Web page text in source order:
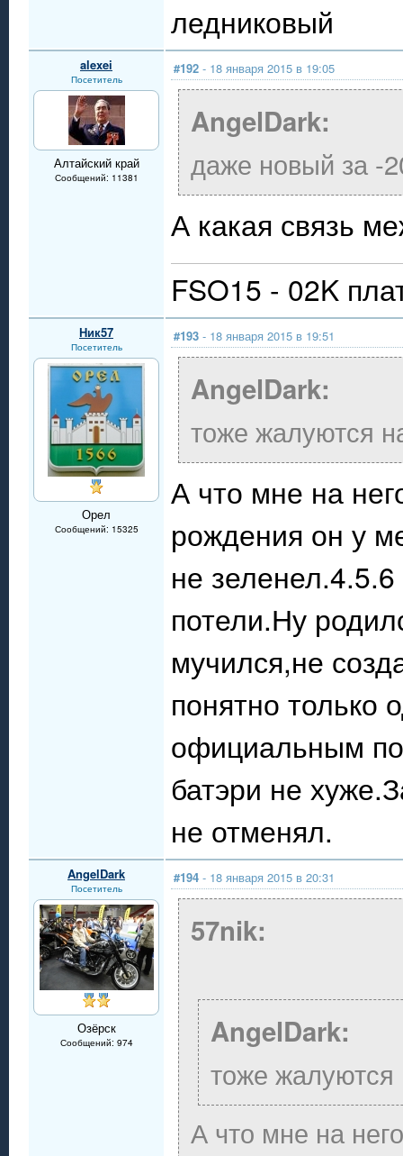
ледниковый
alexei
Посетитель
Алтайский край
Сообщений: 11381
#192 - 18 января 2015 в 19:05
AngelDark:
даже новый за -
А какая связь
FSO15 - 02K
Ник57
Посетитель
Орел
Сообщений: 15325
#193 - 18 января 2015 в 19:51
AngelDark:
тоже жалуются
А что мне на
рождения он у
не
потели.Ну
мучился,не
понятно только
официальным
батэри не
не отменял.
AngelDark
Посетитель
Озёрск
Сообщений: 974
#194 - 18 января 2015 в 20:31
57nik:
AngelDark:
тоже
А что мне на